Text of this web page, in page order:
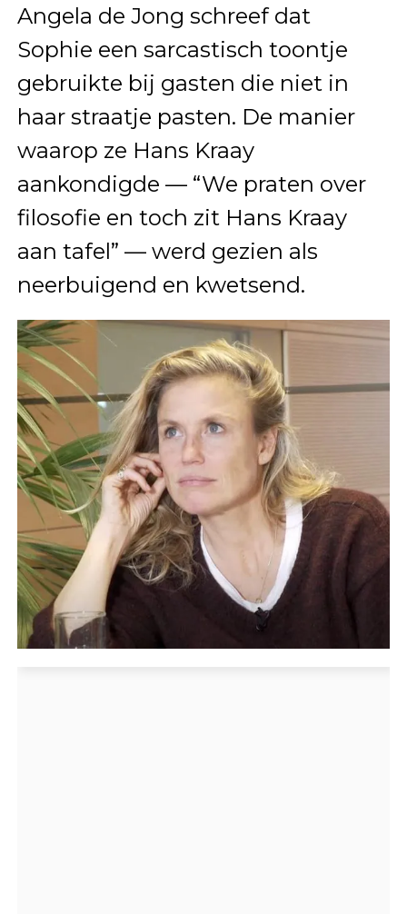
Angela de Jong schreef dat
Sophie een sarcastisch toontje
gebruikte bij gasten die niet in
haar straatje pasten. De manier
waarop ze Hans Kraay
aankondigde — “We praten over
filosofie en toch zit Hans Kraay
aan tafel” — werd gezien als
neerbuigend en kwetsend.